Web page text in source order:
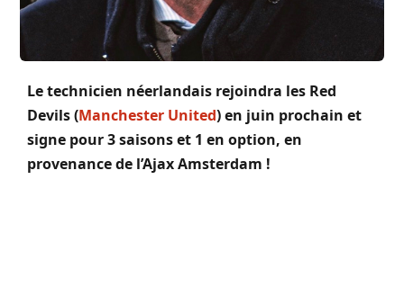
Le technicien néerlandais rejoindra les Red
Devils (Manchester United) en juin prochain et
signe pour 3 saisons et 1 en option, en
provenance de l’Ajax Amsterdam !